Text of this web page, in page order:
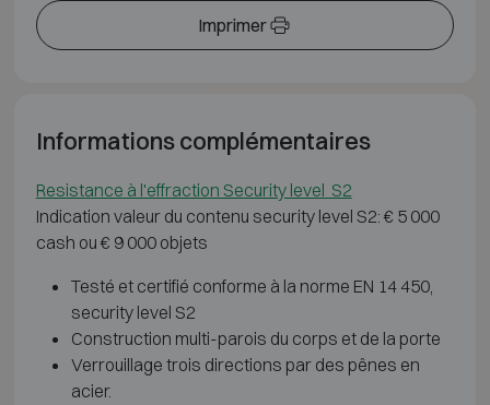
Imprimer
Informations complémentaires
Resistance à l'effraction Security level S2
Indication valeur du contenu security level S2: € 5 000
cash ou € 9 000 objets
Testé et certifié conforme à la norme EN 14 450,
security level S2
Construction multi-parois du corps et de la porte
Verrouillage trois directions par des pênes en
acier.